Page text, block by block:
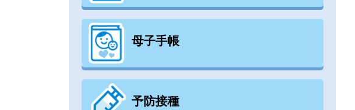
母子手帳
予防接種